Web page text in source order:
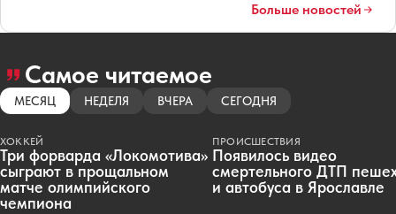
Больше новостей
Самое читаемое
МЕСЯЦ НЕДЕЛЯ ВЧЕРА СЕГОДНЯ
ХОККЕЙ
Три форварда «Локомотива»
сыграют в прощальном
матче олимпийского
чемпиона
ПРОИСШЕСТВИЯ
Появилось видео
смертельного ДТП
и автобуса в Ярославле